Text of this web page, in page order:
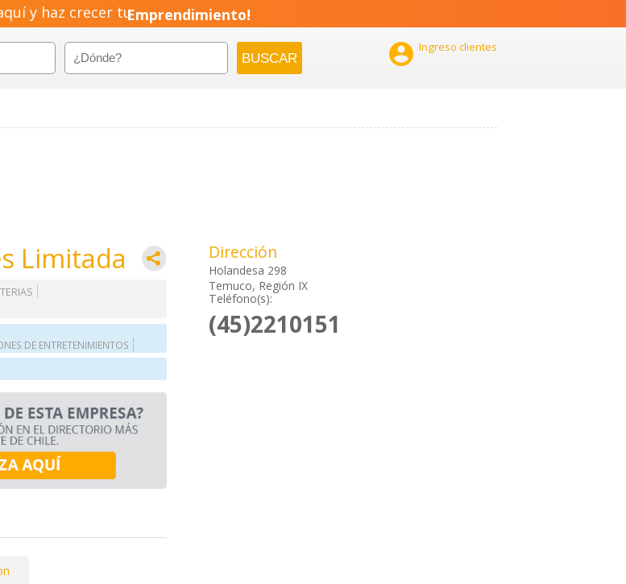
y haz crecer tuEmprendimiento!
 Ingreso clientes
Limitada
DE ENTRETENIMIENTOS
Dirección
Holandesa 298
Temuco, Región IX
Teléfono(s):
(45)2210151